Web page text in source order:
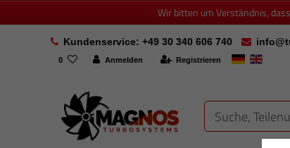
Wir bitten um Verständnis,
Kundenservice: +49 30 340 606 740
0 Anmelden Registrieren